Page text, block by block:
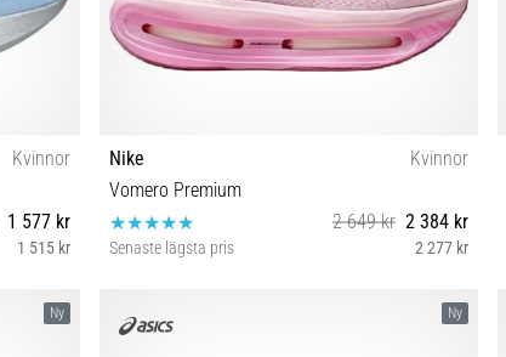
Kvinnor
1 577 kr
1 515 kr
Nike
Kvinnor
Vomero Premium
2 649 kr 2 384 kr
Senaste lägsta pris 2 277 kr
Ny Ny